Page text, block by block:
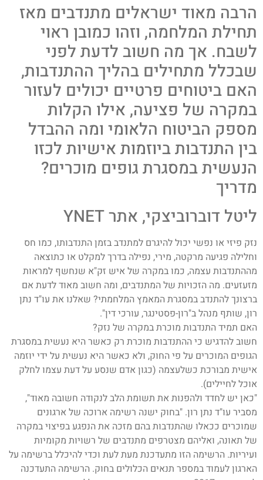
הרבה מאוד ישראלים מתנדבים מאז
תחילת המלחמה, וזהו כמובן ראוי
לשבח. אך מה חשוב לדעת לפני
שבכלל מתחילים בהליך ההתנדבות,
האם ביטוחים פרטיים יכולים לעזור
במקרה של פציעה, אילו הקלות
מספק הביטוח הלאומי ומה ההבדל
בין התנדבות ביוזמות אישיות לכזו
הנעשית במסגרת גופים מוכרים?
מדריך
ליטל דוברוביצקי, אתר YNET
נזק פיזי או נפשי יכול להיגרם למתנדב בזמן התנדבותו, כמו חס
וחלילה פגיעה מרקטה, מירי, נפילה בדרך למקלט או כתוצאה
מההתנדבות עצמה, כמו במקרה של איש זק"א שנחשף למראות
מזעזעים. מה הזכויות של המתנדבים, ומה חשוב מאוד לדעת אם
ברצונך להתנדב במסגרת המאמץ המלחמתי? שאלנו את עו"ד נתן
רון, שותף מנהל ב"רון-פסטינגר, עורכי דין".
האם תמיד התנדבות מוכרת במקרה של נזק?
חשוב להדגיש כי ההתנדבות מוכרת רק כאשר היא נעשית במסגרת
הגופים המוכרים על פי החוק, ולא כאשר היא נעשית על ידי יוזמה
אישית מבורכת כשלעצמה (כגון אדם שנסע על דעת עצמו לחלק
אוכל לחיילים).
"כאן יש לחדד ולהפנות את תשומת הלב לנקודה חשובה מאוד",
מסביר עו"ד נתן רון. "בחוק ישנה רשימה ארוכה של ארגונים
שמוכרים ככאלו שהתנדבות בהם מזכה את הנפגע בפיצוי במקרה
של תאונה, ואליהם מצטרפים מתנדבים של רשויות מקומיות
ועיריות. הרשימה הזו מתעדכנת מעת לעת וכדי להיכלל ברשימה על
הארגון לעמוד במספר תנאים הכלולים בחוק. הרשימה התעדכנה